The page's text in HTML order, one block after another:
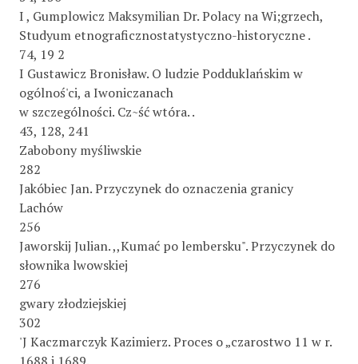
I , Gumplowicz Maksymilian Dr. Polacy na Wi;grzech,
Studyum etnograficznostatystyczno-historyczne .
74, 19 2
I Gustawicz Bronisław. O ludzie Podduklańskim w
ogólnoś'ci, a Iwoniczanach
w szczególności. Cz~ść wtóra. .
43, 128, 241
Zabobony myśliwskie
282
Jakóbiec Jan. Przyczynek do oznaczenia granicy
Lachów
256
Jaworskij Julian. ,,Kumać po lembersku". Przyczynek do
słownika lwowskiej
276
gwary złodziejskiej
302
'J Kaczmarczyk Kazimierz. Proces o „czarostwo 11 w r.
1688 i 1689.